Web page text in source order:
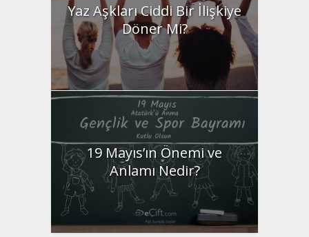
Yaz Aşkları Ciddi Bir İlişkiye
Döner Mi?
19 Mayıs’ın Önemi ve
Anlamı Nedir?